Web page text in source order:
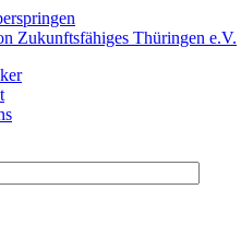
Zukunftsfähiges Thüringen e.V.